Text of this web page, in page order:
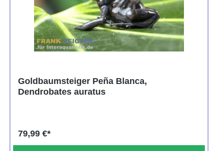
Goldbaumsteiger Peña Blanca,
Dendrobates auratus
79,99 €*